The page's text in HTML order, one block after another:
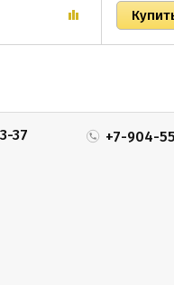
37 +7-904-